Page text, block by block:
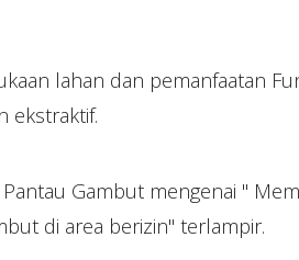
lahan dan pemanfaatan
ekstraktif.
Gambut mengenai "
di area berizin" terlampir.